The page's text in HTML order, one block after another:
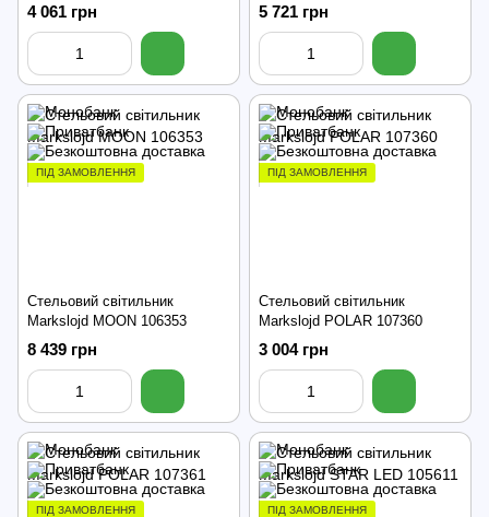
4 061 грн 5 721 грн
ПІД ЗАМОВЛЕННЯ
Стельовий світильник
Markslojd MOON 106353
8 439 грн
ПІД ЗАМОВЛЕННЯ
Стельовий світильник
Markslojd POLAR 107360
3 004 грн
ПІД ЗАМОВЛЕННЯ ПІД ЗАМОВЛЕННЯ